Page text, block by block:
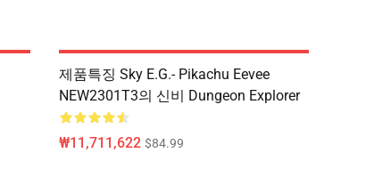
제품특징 Sky E.g.- Pikachu Eevee
NEW2301T3의 신비 Dungeon Explorer
₩11,711,622 $84.99